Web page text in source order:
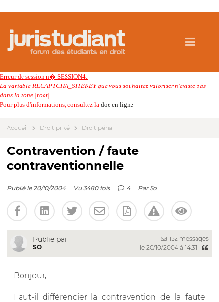
Erreur de session n� SESSION4:
La variable RECAPTCHA_SITEKEY que vous souhaitez valoriser n'existe pas
dans la zone |root|.
Pour plus d'informations, consultez la doc en ligne
Accueil Droit privé Droit pénal
Contravention / faute
contraventionnelle
Publié le 20/10/2004 Vu 3480 fois 4 Par So
Publié par
SO
152 messages
le 20/10/2004 à 14:31
Bonjour,
Faut-il différencier la contravention de la faute